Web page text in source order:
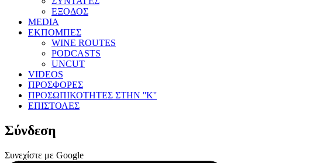
ΕΞΟΔΟΣ
MEDIA
ΕΚΠΟΜΠΕΣ
WINE ROUTES
PODCASTS
UNCUT
VIDEOS
ΠΡΟΣΦΟΡΕΣ
ΠΡΟΣΩΠΙΚΟΤΗΤΕΣ ΣΤΗΝ ''Κ''
ΕΠΙΣΤΟΛΕΣ
Σύνδεση
Συνεχίστε με Google